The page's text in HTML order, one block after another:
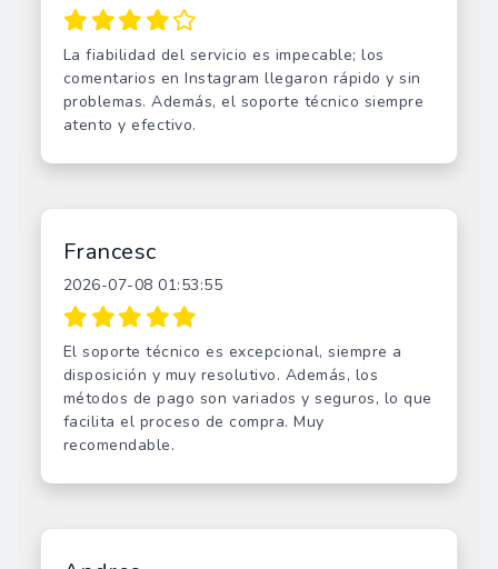
La fiabilidad del servicio es impecable; los
comentarios en Instagram llegaron rápido y sin
problemas. Además, el soporte técnico siempre
atento y efectivo.
Francesc
2026-07-08 01:53:55
El soporte técnico es excepcional, siempre a
disposición y muy resolutivo. Además, los
métodos de pago son variados y seguros, lo que
facilita el proceso de compra. Muy
recomendable.